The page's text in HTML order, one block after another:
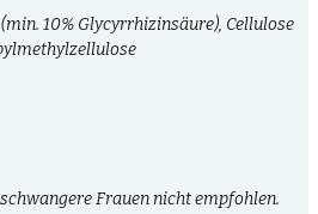
10% Glycyrrhizinsäure), Cellulose
Frauen nicht empfohlen.